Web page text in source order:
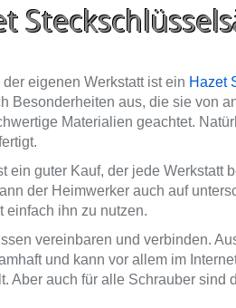
eigenen Werkstatt ist ein Hazet
Besonderheiten aus, die sie von
Materialien geachtet.
guter Kauf, der jede Werkstatt
der Heimwerker auch auf
einfach ihn zu nutzen.
vereinbaren und verbinden.
und kann vor allem im
Aber auch für alle Schrauber sind